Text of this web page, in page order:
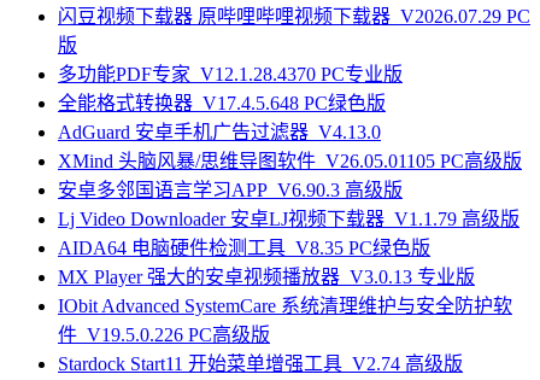
闪豆视频下载器 原哔哩哔哩视频下载器_V2026.07.29 PC
版
多功能PDF专家_V12.1.28.4370 PC专业版
全能格式转换器_V17.4.5.648 PC绿色版
AdGuard 安卓手机广告过滤器_V4.13.0
XMind 头脑风暴/思维导图软件_V26.05.01105 PC高级版
安卓多邻国语言学习APP_V6.90.3 高级版
Lj Video Downloader 安卓LJ视频下载器_V1.1.79 高级版
AIDA64 电脑硬件检测工具_V8.35 PC绿色版
MX Player 强大的安卓视频播放器_V3.0.13 专业版
IObit Advanced SystemCare 系统清理维护与安全防护软
件_V19.5.0.226 PC高级版
Stardock Start11 开始菜单增强工具_V2.74 高级版